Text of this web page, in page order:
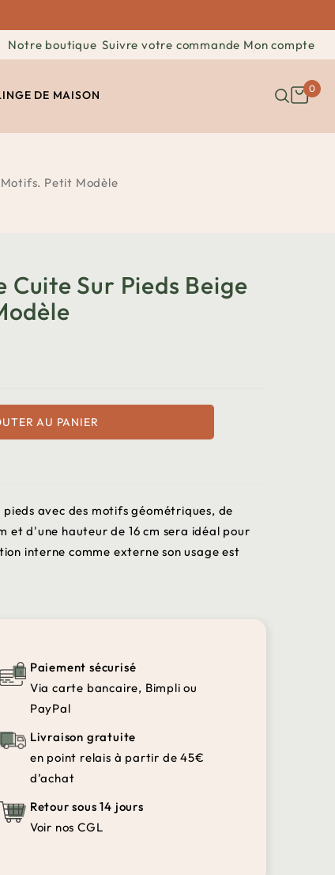
Notre boutique Suivre votre commande Mon compte
DE MAISON 0
Motifs. Petit Modèle
Cuite Sur Pieds Beige
AU PANIER
avec des motifs géométriques, de
et d'une hauteur de 16 cm sera idéal pour
interne comme externe son usage est
Paiement sécurisé
Via carte bancaire, Bimpli ou
PayPal
Livraison gratuite
en point relais à partir de 45€
d’achat
Retour sous 14 jours
Voir nos CGL